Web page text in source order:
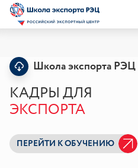
Школа экспорта РЭЦ
КАДРЫ ДЛЯ
ЭКСПОРТА
ПЕРЕЙТИ К ОБУЧЕНИЮ